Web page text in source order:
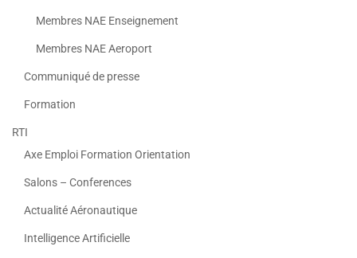
Membres NAE Enseignement
Membres NAE Aeroport
Communiqué de presse
Formation
RTI
Axe Emploi Formation Orientation
Salons – Conferences
Actualité Aéronautique
Intelligence Artificielle